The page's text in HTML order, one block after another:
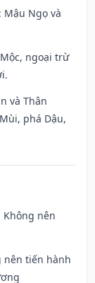
Mậu Ngọ và
ngoại trừ
và Thân
phá Dậu,
Không nên
nên tiến hành